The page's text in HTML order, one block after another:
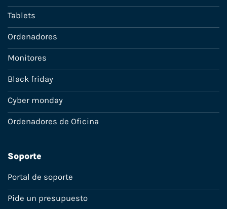
Tablets
Ordenadores
Monitores
Black friday
Cyber monday
Ordenadores de Oficina
Soporte
Portal de soporte
Pide un presupuesto